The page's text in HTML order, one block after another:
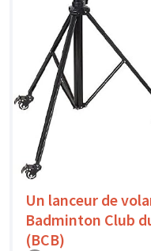
Un lanceur de
Badminton Club
(BCB)